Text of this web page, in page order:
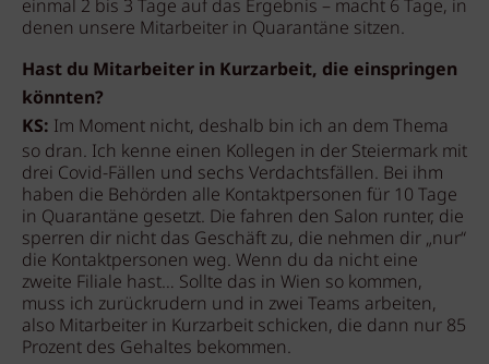
einmal 2 bis 3 Tage auf das Ergebnis – macht 6 Tage, in
denen unsere Mitarbeiter in Quarantäne sitzen.
Hast du Mitarbeiter in Kurzarbeit, die einspringen
könnten?
KS: Im Moment nicht, deshalb bin ich an dem Thema
so dran. Ich kenne einen Kollegen in der Steiermark mit
drei Covid-Fällen und sechs Verdachtsfällen. Bei ihm
haben die Behörden alle Kontaktpersonen für 10 Tage
in Quarantäne gesetzt. Die fahren den Salon runter, die
sperren dir nicht das Geschäft zu, die nehmen dir „nur“
die Kontaktpersonen weg. Wenn du da nicht eine
zweite Filiale hast… Sollte das in Wien so kommen,
muss ich zurückrudern und in zwei Teams arbeiten,
also Mitarbeiter in Kurzarbeit schicken, die dann nur 85
Prozent des Gehaltes bekommen.